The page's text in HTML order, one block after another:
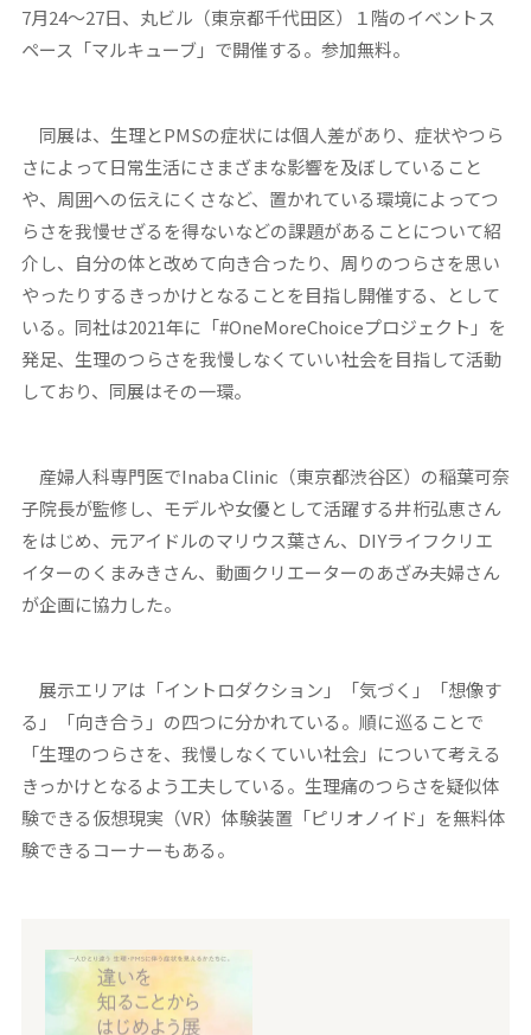
7月24～27日、丸ビル（東京都千代田区）１階のイベントス
ペース「マルキューブ」で開催する。参加無料。
同展は、生理とPMSの症状には個人差があり、症状やつら
さによって日常生活にさまざまな影響を及ぼしていること
や、周囲への伝えにくさなど、置かれている環境によってつ
らさを我慢せざるを得ないなどの課題があることについて紹
介し、自分の体と改めて向き合ったり、周りのつらさを思い
やったりするきっかけとなることを目指し開催する、として
いる。同社は2021年に「#OneMoreChoiceプロジェクト」を
発足、生理のつらさを我慢しなくていい社会を目指して活動
しており、同展はその一環。
産婦人科専門医でInaba Clinic（東京都渋谷区）の稲葉可奈
子院長が監修し、モデルや女優として活躍する井桁弘恵さん
をはじめ、元アイドルのマリウス葉さん、DIYライフクリエ
イターのくまみきさん、動画クリエーターのあざみ夫婦さん
が企画に協力した。
展示エリアは「イントロダクション」「気づく」「想像す
る」「向き合う」の四つに分かれている。順に巡ることで
「生理のつらさを、我慢しなくていい社会」について考える
きっかけとなるよう工夫している。生理痛のつらさを疑似体
験できる仮想現実（VR）体験装置「ピリオノイド」を無料体
験できるコーナーもある。